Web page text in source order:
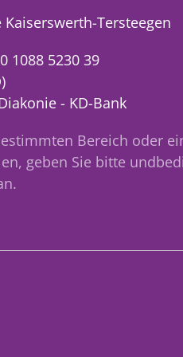
Tersteegen
1088 5230 39
- KD-Bank
Bereich oder
geben Sie bitte